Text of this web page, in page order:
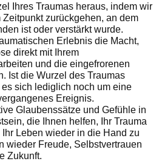
Ihres Traumas heraus, indem wir
zurückgehen, an dem
ist oder verstärkt wurde.
Erlebnis die Macht,
direkt mit Ihrem
und die eingefrorenen
Ist die Wurzel des Traumas
sich lediglich noch um eine
Ereignis.
Glaubenssätze und Gefühle in
die Ihnen helfen, Ihr Trauma
Leben wieder in die Hand zu
wieder Freude, Selbstvertrauen
Zukunft.